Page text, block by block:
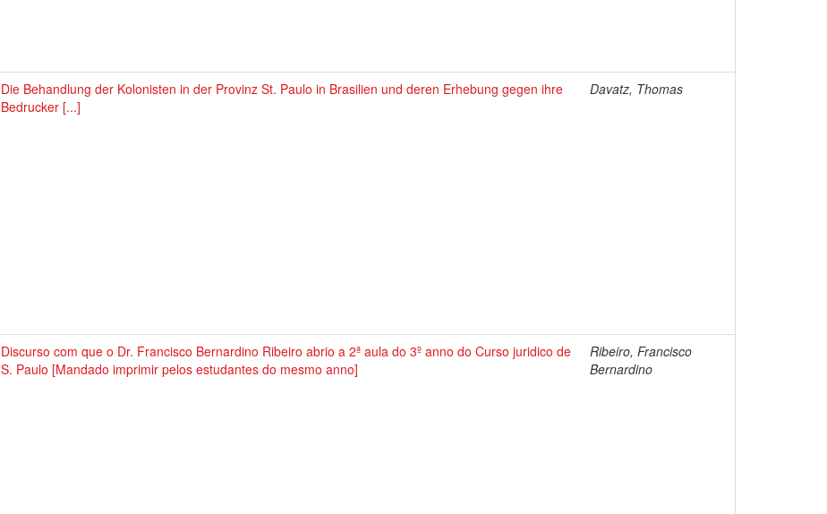
Die Behandlung der Kolonisten in der Provinz St. Paulo in Brasilien und deren Erhebung gegen ihre
Bedrucker [...]
Davatz, Thomas
Discurso com que o Dr. Francisco Bernardino Ribeiro abrio a 2ª aula do 3º anno do Curso juridico de
S. Paulo [Mandado imprimir pelos estudantes do mesmo anno]
Ribeiro, Francisco
Bernardino